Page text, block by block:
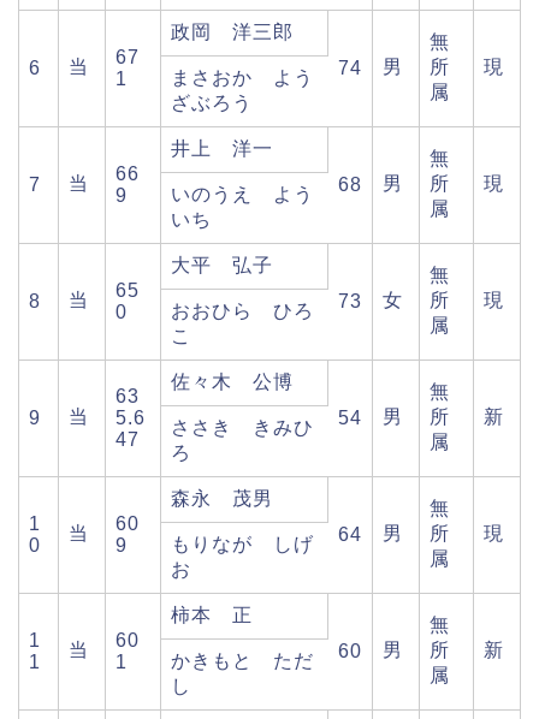
6 当
67
1
政岡 洋三郎
74
男
無
所
属
現
まさおか よう
ざぶろう
7 当
66
9
井上 洋一
68
男
無
所
属
現
いのうえ よう
いち
8 当
65
0
大平 弘子
73
女
無
所
属
現
おおひら ひろ
こ
9 当
63
5.6
47
佐々木 公博
54
男
無
所
属
新
ささき きみひ
ろ
1
0
当
60
9
森永 茂男
64
男
無
所
属
現
もりなが しげ
お
1
1
当
60
1
柿本 正
60
男
無
所
属
新
かきもと ただ
し